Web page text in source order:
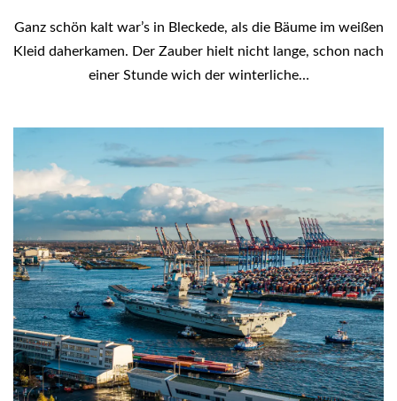
Ganz schön kalt war’s in Bleckede, als die Bäume im weißen
Kleid daherkamen. Der Zauber hielt nicht lange, schon nach
einer Stunde wich der winterliche…